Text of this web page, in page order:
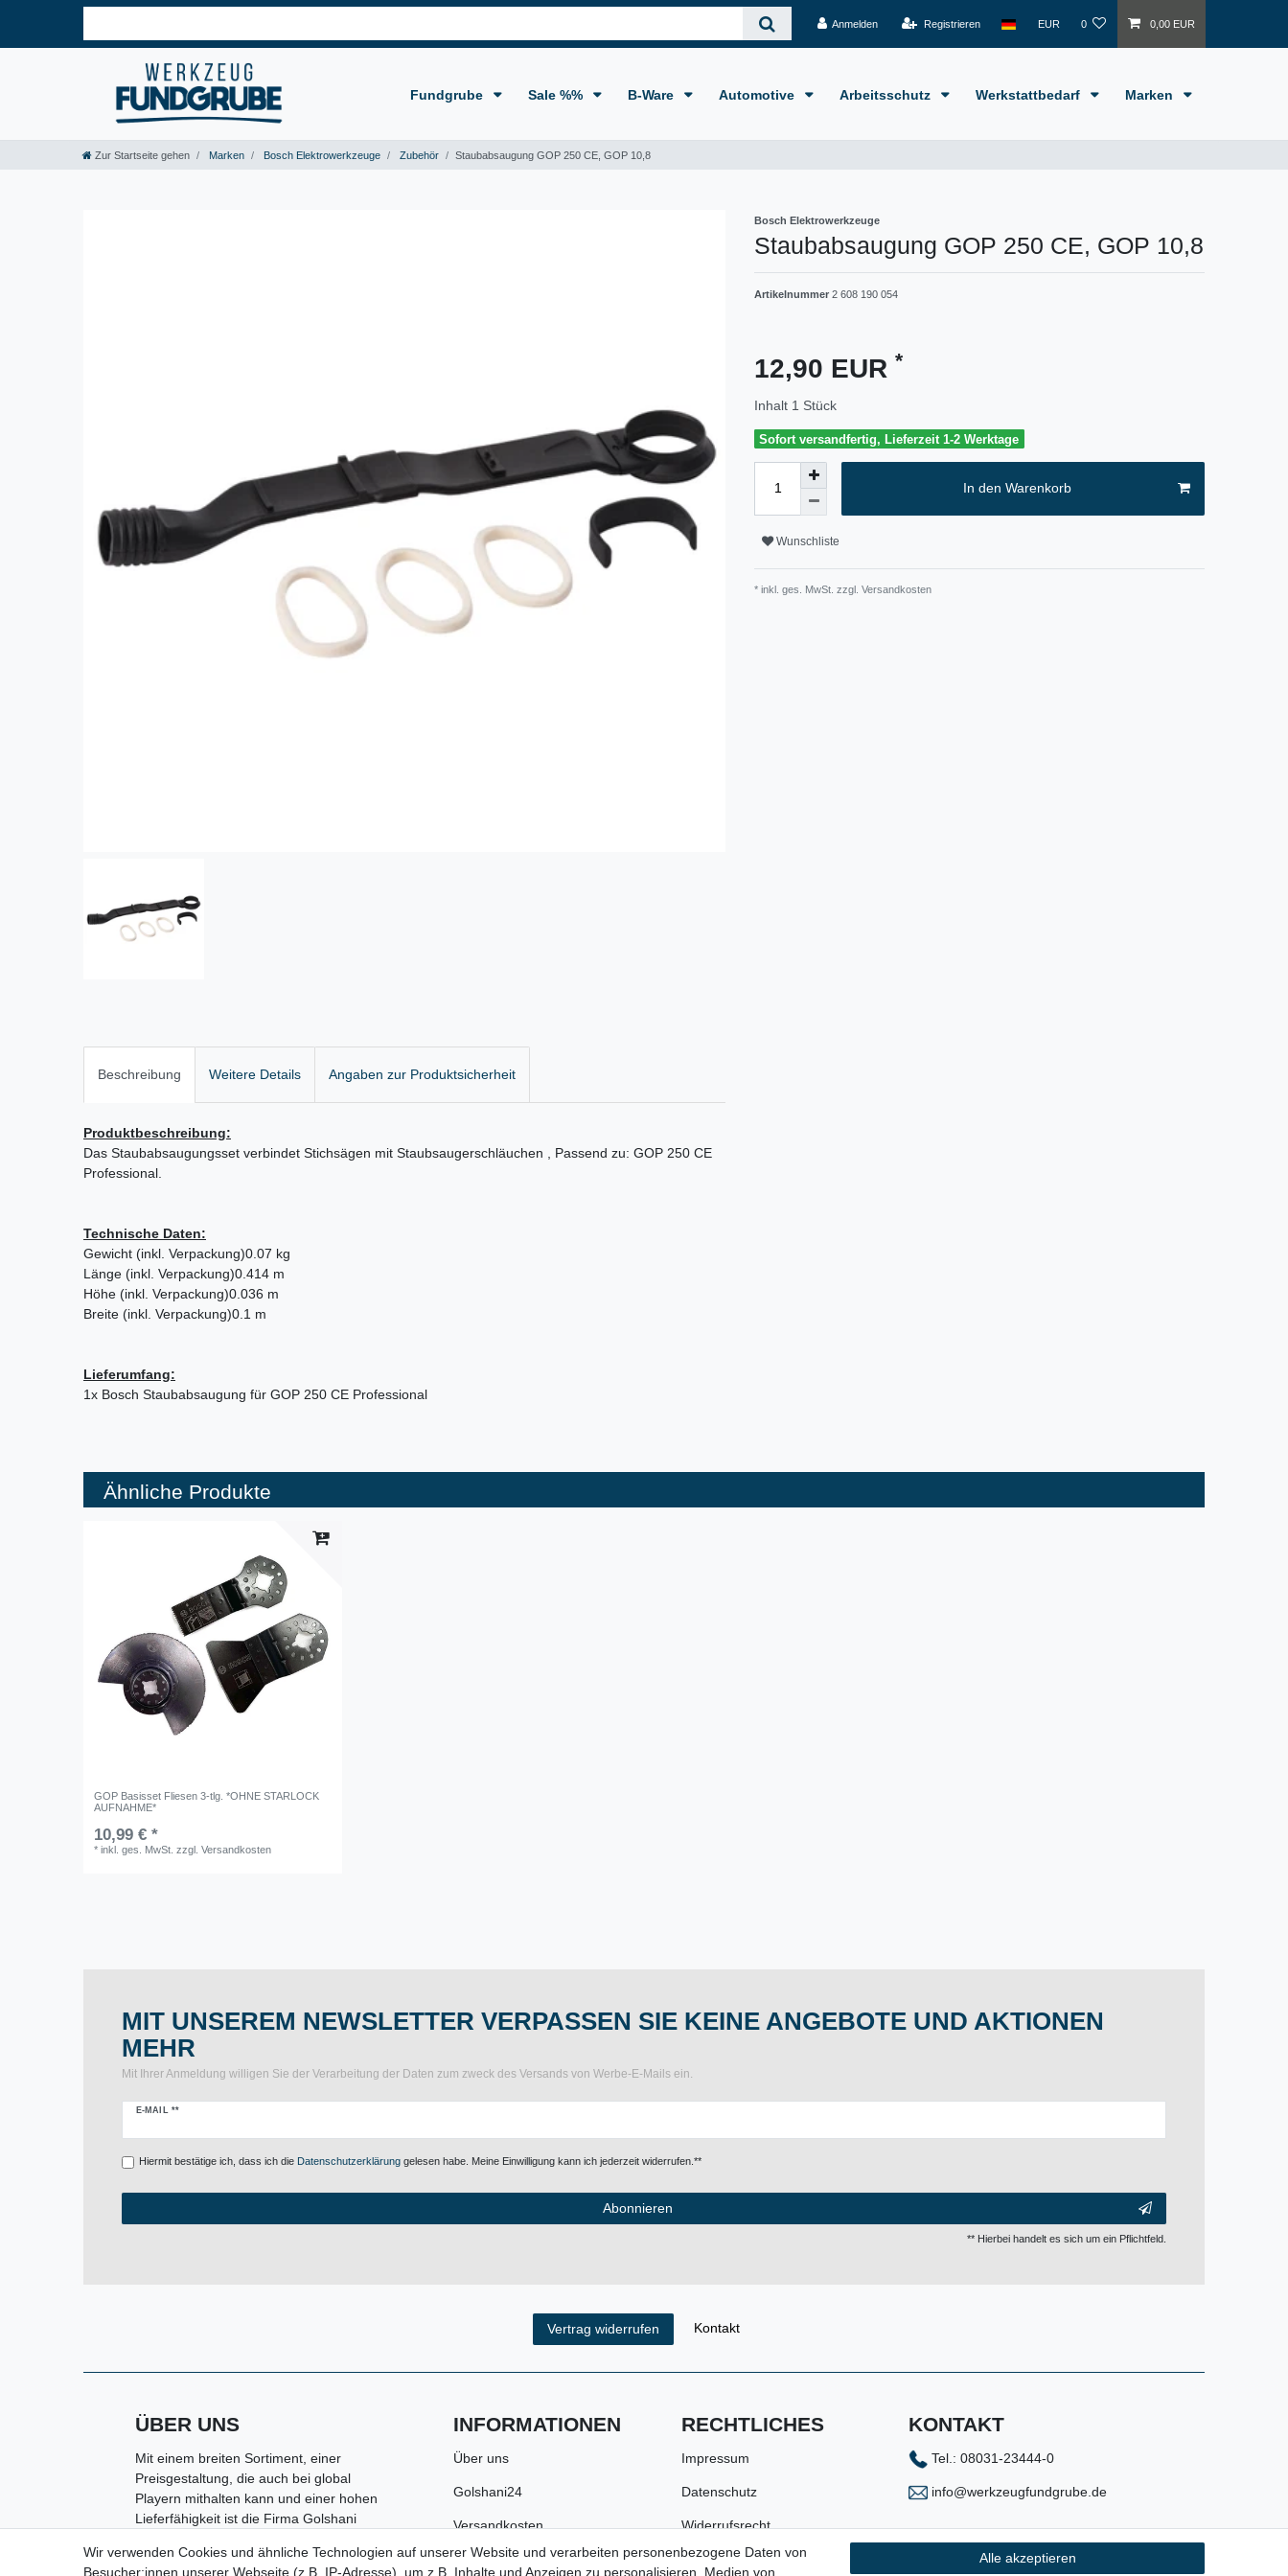
Anmelden Registrieren EUR 0 0,00 EUR
Fundgrube Sale %% B-Ware Automotive Arbeitsschutz Werkstattbedarf Marken
Zur Startseite gehen Marken Bosch Elektrowerkzeuge Zubehör Staubabsaugung GOP 250 CE, GOP 10,8
Bosch Elektrowerkzeuge
Staubabsaugung GOP 250 CE, GOP 10,8
Artikelnummer 2 608 190 054
12,90 EUR *
Inhalt 1 Stück
Sofort versandfertig, Lieferzeit 1-2 Werktage
In den Warenkorb
Wunschliste
* inkl. ges. MwSt. zzgl. Versandkosten
Beschreibung Weitere Details Angaben zur Produktsicherheit
Produktbeschreibung:
Das Staubabsaugungsset verbindet Stichsägen mit Staubsaugerschläuchen , Passend zu: GOP 250 CE
Professional.
Technische Daten:
Gewicht (inkl. Verpackung)0.07 kg
Länge (inkl. Verpackung)0.414 m
Höhe (inkl. Verpackung)0.036 m
Breite (inkl. Verpackung)0.1 m
Lieferumfang:
1x Bosch Staubabsaugung für GOP 250 CE Professional
Ähnliche Produkte
GOP Basisset Fliesen 3-tlg. *OHNE STARLOCK
AUFNAHME*
10,99 € *
*inkl. ges. MwSt. zzgl.Versandkosten
MIT UNSEREM NEWSLETTER VERPASSEN SIE KEINE ANGEBOTE UND AKTIONEN
MEHR
Mit Ihrer Anmeldung willigen Sie der Verarbeitung der Daten zum zweck des Versands von Werbe-E-Mails ein.
E-MAIL **
Newsletter
Hiermit bestätige ich, dass ich die Daten­schutz­erklärunggelesen habe. Meine Einwilligung kann ich jederzeit widerrufen.**
Abonnieren
** Hierbei handelt es sich um ein Pflichtfeld.
Vertrag widerrufen Kontakt
ÜBER UNS
Mit einem breiten Sortiment, einer
Preisgestaltung, die auch bei global
Playern mithalten kann und einer hohen
Lieferfähigkeit ist die Firma Golshani
Partner rund um den Bereich
INFORMATIONEN
Über uns
Golshani24
Versandkosten
Zahlungsarten
RECHTLICHES
Impressum
Datenschutz
Widerrufsrecht
AGB
KONTAKT
Tel.: 08031-23444-0
info@werkzeugfundgrube.de
Wir verwenden Cookies und ähnliche Technologien auf unserer Website und verarbeiten personenbezogene Daten von
Besucher:innen unserer Webseite (z.B. IP-Adresse), um z.B. Inhalte und Anzeigen zu personalisieren, Medien von
Alle akzeptieren